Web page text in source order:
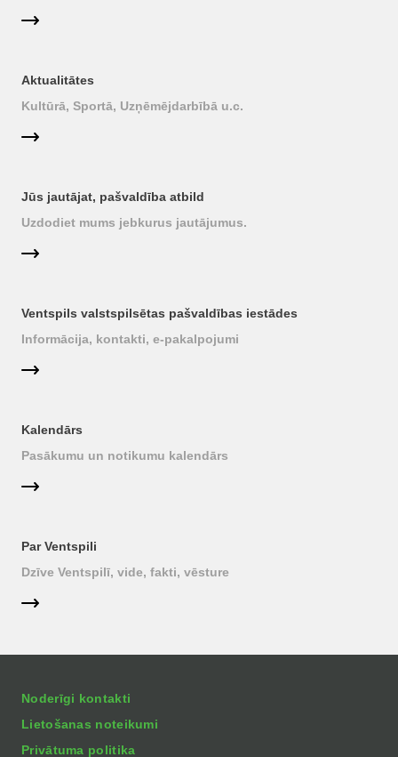
Aktualitātes
Kultūrā, Sportā, Uzņēmējdarbībā u.c.
Jūs jautājat, pašvaldība atbild
Uzdodiet mums jebkurus jautājumus.
Ventspils valstspilsētas pašvaldības iestādes
Informācija, kontakti, e-pakalpojumi
Kalendārs
Pasākumu un notikumu kalendārs
Par Ventspili
Dzīve Ventspilī, vide, fakti, vēsture
Noderīgi kontakti
Lietošanas noteikumi
Privātuma politika